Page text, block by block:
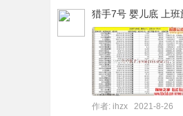
猎手7号 婴儿底 上
作者: ihzx 2021-8-26